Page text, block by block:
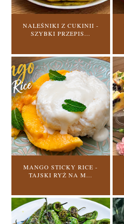
NALEŚNIKI Z CUKINII -
SZYBKI PRZEPIS...
MANGO STICKY RICE -
TAJSKI RYŻ NA M...